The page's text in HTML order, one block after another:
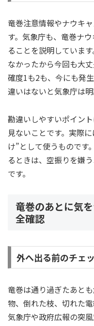
竜巻注意情報やナウキ
す。気象庁も、竜巻ナ
ることを説明していま
なかったから今回も大
確度1も2も、今にも発
違いはないと気象庁は明
勘違いしやすいポイン
見ないことです。実際
け”として使うものです
るときは、空振りを嫌
です。
竜巻のあとに気
全確認
外へ出る前のチェ
竜巻は通り過ぎたあと
物、倒れた枝、切れた
気象庁や政府広報の突